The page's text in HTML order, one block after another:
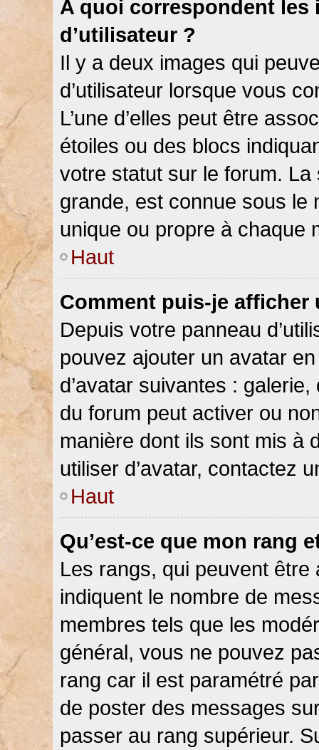
A quoi correspondent les
d’utilisateur ?
Il y a deux images qui
d’utilisateur lorsque vous
L’une d’elles peut être
étoiles ou des blocs
votre statut sur le forum.
grande, est connue sous le
unique ou propre à chaque
Haut
Comment puis-je afficher
Depuis votre panneau
pouvez ajouter un avatar
d’avatar suivantes :
du forum peut activer ou
manière dont ils sont mis à
utiliser d’avatar, contactez
Haut
Qu’est-ce que mon rang
Les rangs, qui peuvent être
indiquent le nombre de
membres tels que les
général, vous ne pouvez
rang car il est paramétré
de poster des messages
passer au rang supérieur.